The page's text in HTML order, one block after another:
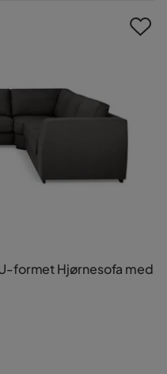
formet Hjørnesofa med